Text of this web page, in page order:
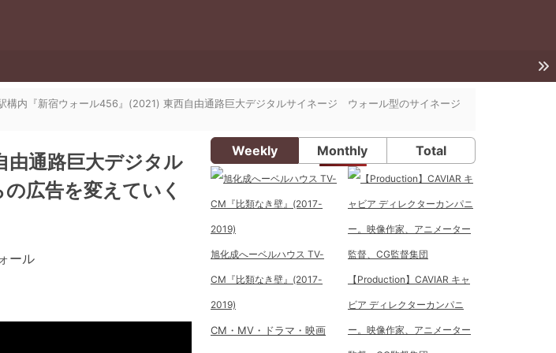
構内『新宿ウォール456』(2021) 東西自由通路巨大デジタルサイネージ ウォール型のサイネージ
通路巨大デジタル
広告を変えていく
ール
Weekly Monthly Total
旭化成へーベルハウス TV-
CM『比類なき壁』(2017-
2019)
CM・MV・ドラマ・映画
【Production】CAVIAR キャ
ビア ディレクターカンパニ
ー。映像作家、アニメーター